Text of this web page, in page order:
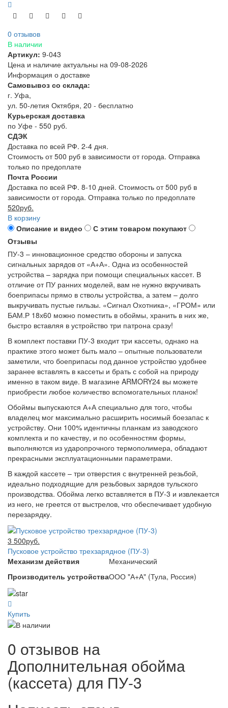
0 отзывов
В наличии
Артикул: 9-043
Цена и наличие актуальны на 09-08-2026
Информация о доставке
Самовывоз со склада:
г. Уфа,
ул. 50-летия Октября, 20 - бесплатно
Курьерская доставка
по Уфе - 550 руб.
СДЭК
Доставка по всей РФ. 2-4 дня.
Стоимость от 500 руб в зависимости от города. Отправка
только по предоплате
Почта России
Доставка по всей РФ. 8-10 дней. Стоимость от 500 руб в
зависимости от города. Отправка только по предоплате
520руб.
В корзину
Описание и видео
С этим товаром покупают
Отзывы
ПУ-3 – инновационное средство обороны и запуска
сигнальных зарядов от «А+А». Одна из особенностей
устройства – зарядка при помощи специальных кассет. В
отличие от ПУ ранних моделей, вам не нужно вкручивать
боеприпасы прямо в стволы устройства, а затем – долго
выкручивать пустые гильзы. «Сигнал Охотника», «ГРОМ» или
БАМ.Р 18х60 можно поместить в обоймы, хранить в них же,
быстро вставляя в устройство три патрона сразу!
В комплект поставки ПУ-3 входит три кассеты, однако на
практике этого может быть мало – опытные пользователи
заметили, что боеприпасы под данное устройство удобнее
заранее вставлять в кассеты и брать с собой на природу
именно в таком виде. В магазине ARMORY24 вы можете
приобрести любое количество вспомогательных планок!
Обоймы выпускаются А+А специально для того, чтобы
владелец мог максимально расширить носимый боезапас к
устройству. Они 100% идентичны планкам из заводского
комплекта и по качеству, и по особенностям формы,
выполняются из ударопрочного термополимера, обладают
прекрасными эксплуатационными параметрами.
В каждой кассете – три отверстия с внутренней резьбой,
идеально подходящие для резьбовых зарядов тульского
производства. Обойма легко вставляется в ПУ-3 и извлекается
из него, не греется от выстрелов, что обеспечивает удобную
перезарядку.
3 500руб.
Пусковое устройство трехзарядное (ПУ-3)
Механизм действия
Механический
Производитель устройстваООО "А+А" (Тула, Россия)
Купить
0 отзывов на
Дополнительная обойма
(кассета) для ПУ-3